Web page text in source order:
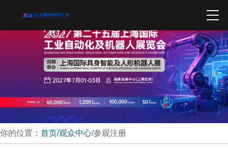
你的位置： 首页/观众中心/参观注册